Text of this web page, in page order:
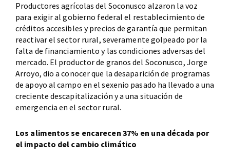
Productores agrícolas del Soconusco alzaron la voz
para exigir al gobierno federal el restablecimiento de
créditos accesibles y precios de garantía que permitan
reactivar el sector rural, severamente golpeado por la
falta de financiamiento y las condiciones adversas del
mercado. El productor de granos del Soconusco, Jorge
Arroyo, dio a conocer que la desaparición de programas
de apoyo al campo en el sexenio pasado ha llevado a una
creciente descapitalización y a una situación de
emergencia en el sector rural.
Los alimentos se encarecen 37% en una década por
el impacto del cambio climático